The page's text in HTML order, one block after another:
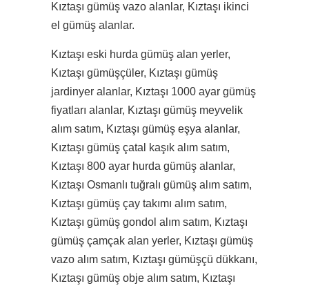
Kıztaşı gümüş vazo alanlar, Kıztaşı ikinci
el gümüş alanlar.
Kıztaşı eski hurda gümüş alan yerler,
Kıztaşı gümüşçüler, Kıztaşı gümüş
jardinyer alanlar, Kıztaşı 1000 ayar gümüş
fiyatları alanlar, Kıztaşı gümüş meyvelik
alım satım, Kıztaşı gümüş eşya alanlar,
Kıztaşı gümüş çatal kaşık alım satım,
Kıztaşı 800 ayar hurda gümüş alanlar,
Kıztaşı Osmanlı tuğralı gümüş alım satım,
Kıztaşı gümüş çay takımı alım satım,
Kıztaşı gümüş gondol alım satım, Kıztaşı
gümüş çamçak alan yerler, Kıztaşı gümüş
vazo alım satım, Kıztaşı gümüşçü dükkanı,
Kıztaşı gümüş obje alım satım, Kıztaşı